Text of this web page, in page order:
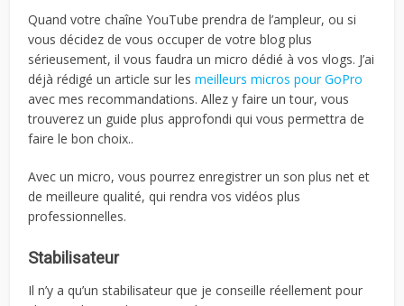
Quand votre chaîne YouTube prendra de l’ampleur, ou si
vous décidez de vous occuper de votre blog plus
sérieusement, il vous faudra un micro dédié à vos vlogs. J’ai
déjà rédigé un article sur lesmeilleurs micros pour GoPro
avec mes recommandations. Allez y faire un tour, vous
trouverez un guide plus approfondi qui vous permettra de
faire le bon choix..
Avec un micro, vous pourrez enregistrer un son plus net et
de meilleure qualité, qui rendra vos vidéos plus
professionnelles.
Stabilisateur
Il n’y a qu’un stabilisateur que je conseille réellement pour